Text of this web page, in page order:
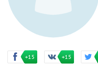
+15 +15